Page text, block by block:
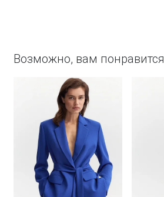
Возможно, вам понравится